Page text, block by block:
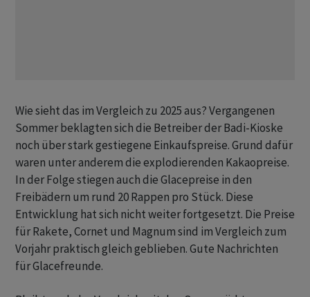
Wie sieht das im Vergleich zu 2025 aus? Vergangenen
Sommer beklagten sich die Betreiber der Badi-Kioske
noch über stark gestiegene Einkaufspreise. Grund dafür
waren unter anderem die explodierenden Kakaopreise.
In der Folge stiegen auch die Glacepreise in den
Freibädern um rund 20 Rappen pro Stück. Diese
Entwicklung hat sich nicht weiter fortgesetzt. Die Preise
für Rakete, Cornet und Magnum sind im Vergleich zum
Vorjahr praktisch gleich geblieben. Gute Nachrichten
für Glacefreunde.